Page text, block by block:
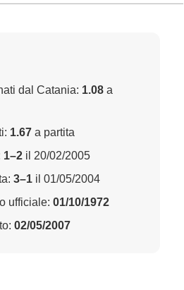
dal Catania: 1.08 a
1.67 a partita
1–2 il 20/02/2005
3–1 il 01/05/2004
ufficiale: 01/10/1972
02/05/2007